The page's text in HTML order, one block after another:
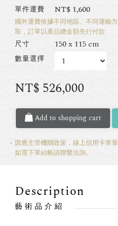
單件運費 NT$ 1,600
國外運費依據不同地區、不同運輸
取，訂單以產品總金額先行付款
尺寸 150 x 115 cm
數量選擇
NT$ 526,000
Add to shopping cart
因應主管機關政策，線上信用卡單
如需下單結帳請聯繫洽詢。
Description
藝術品介紹